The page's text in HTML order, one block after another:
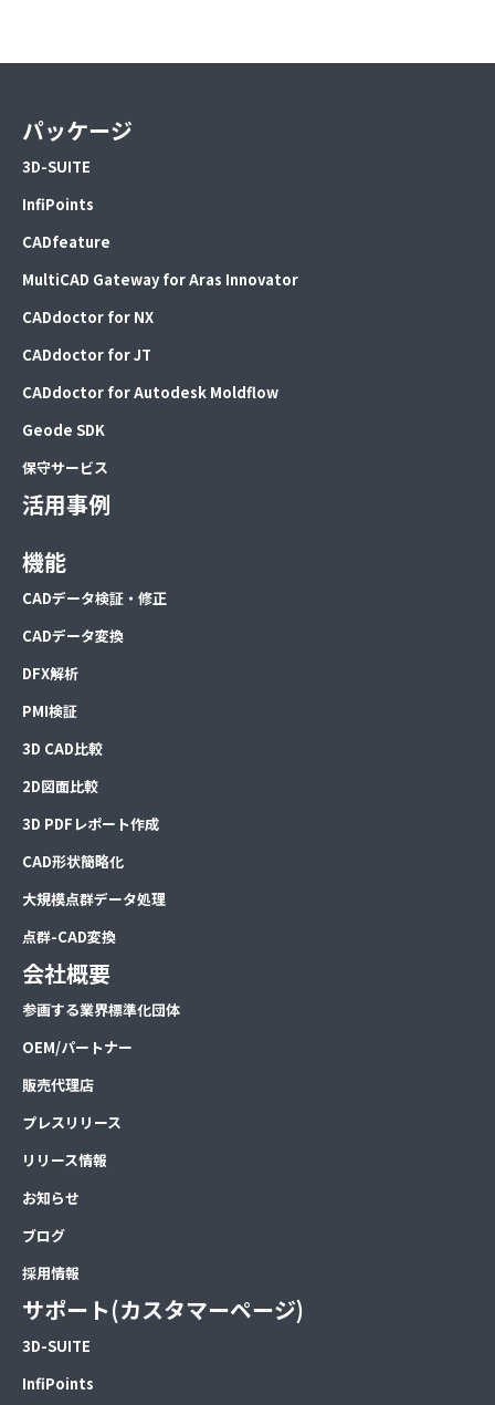
パッケージ
3D-SUITE
InfiPoints
CADfeature
MultiCAD Gateway for Aras Innovator
CADdoctor for NX
CADdoctor for JT
CADdoctor for Autodesk Moldflow
Geode SDK
保守サービス
活用事例
機能
CADデータ検証・修正
CADデータ変換
DFX解析
PMI検証
3D CAD比較
2D図面比較
3D PDFレポート作成
CAD形状簡略化
大規模点群データ処理
点群-CAD変換
会社概要
参画する業界標準化団体
OEM/パートナー
販売代理店
プレスリリース
リリース情報
お知らせ
ブログ
採用情報
サポート(カスタマーページ)
3D-SUITE
InfiPoints